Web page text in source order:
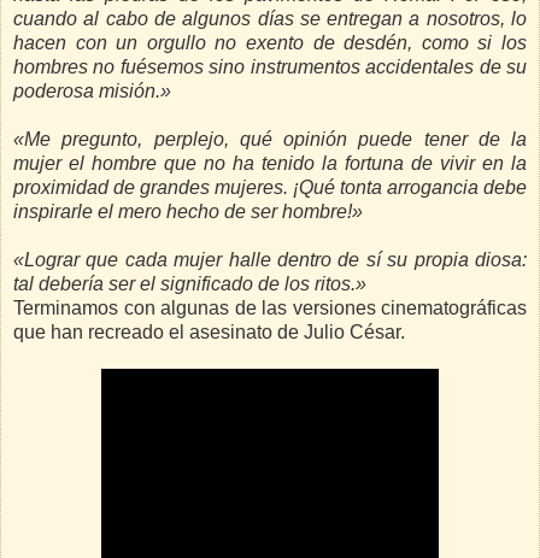
cuando al cabo de algunos días se entregan a nosotros, lo
hacen con un orgullo no exento de desdén, como si los
hombres no fuésemos sino instrumentos accidentales de su
poderosa misión.»
«Me pregunto, perplejo, qué opinión puede tener de la
mujer el hombre que no ha tenido la fortuna de vivir en la
proximidad de grandes mujeres. ¡Qué tonta arrogancia debe
inspirarle el mero hecho de ser hombre!»
«Lograr que cada mujer halle dentro de sí su propia diosa:
tal debería ser el significado de los ritos.»
Terminamos con algunas de las versiones cinematográficas
que han recreado el asesinato de Julio César.